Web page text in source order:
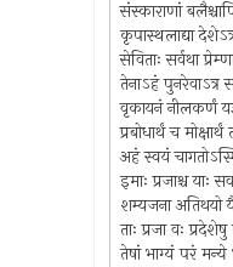
संस्काराणां
कृपास्थलाद्या
सेविताः सर्वथा
तेनाऽहं पुनरेवाऽत्र
वृकायनं नीलकर्णं
प्रबोधार्थं च
अहं स्वयं
इमाः प्रजाश्च याः
शम्यजना अतिथयो
ताः प्रजा वः
तेषां भाग्यं परं मन्ये